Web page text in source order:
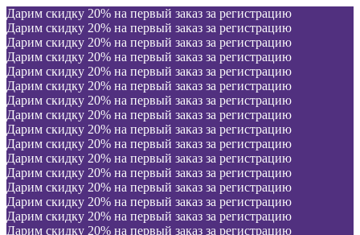
Дарим скидку 20% на первый заказ за регистрацию
Дарим скидку 20% на первый заказ за регистрацию
Дарим скидку 20% на первый заказ за регистрацию
Дарим скидку 20% на первый заказ за регистрацию
Дарим скидку 20% на первый заказ за регистрацию
Дарим скидку 20% на первый заказ за регистрацию
Дарим скидку 20% на первый заказ за регистрацию
Дарим скидку 20% на первый заказ за регистрацию
Дарим скидку 20% на первый заказ за регистрацию
Дарим скидку 20% на первый заказ за регистрацию
Дарим скидку 20% на первый заказ за регистрацию
Дарим скидку 20% на первый заказ за регистрацию
Дарим скидку 20% на первый заказ за регистрацию
Дарим скидку 20% на первый заказ за регистрацию
Дарим скидку 20% на первый заказ за регистрацию
Дарим скидку 20% на первый заказ за регистрацию